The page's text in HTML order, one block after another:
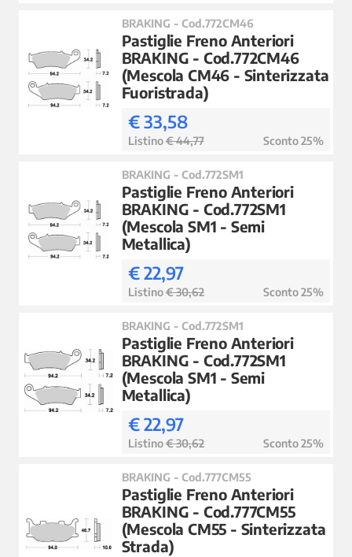
BRAKING - Cod.772CM46
Pastiglie Freno Anteriori
BRAKING - Cod.772CM46
(Mescola CM46 - Sinterizzata
Fuoristrada)
€ 33,58
Listino€ 44,77 Sconto 25%
BRAKING - Cod.772SM1
Pastiglie Freno Anteriori
BRAKING - Cod.772SM1
(Mescola SM1 - Semi
Metallica)
€ 22,97
Listino€ 30,62 Sconto 25%
BRAKING - Cod.772SM1
Pastiglie Freno Anteriori
BRAKING - Cod.772SM1
(Mescola SM1 - Semi
Metallica)
€ 22,97
Listino€ 30,62 Sconto 25%
BRAKING - Cod.777CM55
Pastiglie Freno Anteriori
BRAKING - Cod.777CM55
(Mescola CM55 - Sinterizzata
Strada)